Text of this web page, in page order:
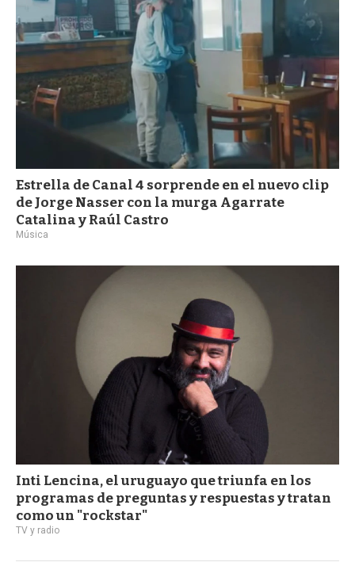
Estrella de Canal 4 sorprende en el nuevo clip
de Jorge Nasser con la murga Agarrate
Catalina y Raúl Castro
Música
Inti Lencina, el uruguayo que triunfa en los
programas de preguntas y respuestas y tratan
como un "rockstar"
TV y radio